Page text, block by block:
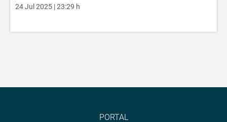
24 Jul 2025 | 23:29 h
PORTAL